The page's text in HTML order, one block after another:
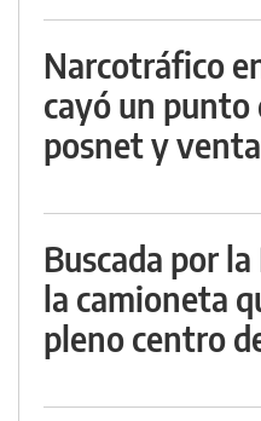
Narcotráfico
cayó un punto
posnet y
Buscada por
la camioneta
pleno centro